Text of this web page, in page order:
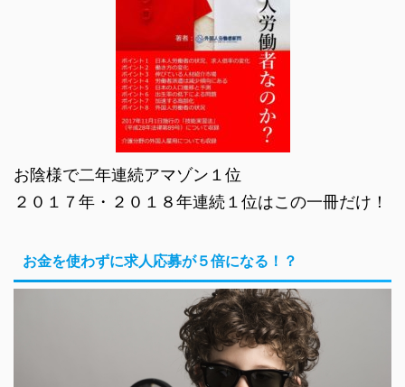
お陰様で二年連続アマゾン１位
２０１７年・２０１８年連続１位はこの一冊だけ！
お金を使わずに求人応募が５倍になる！？